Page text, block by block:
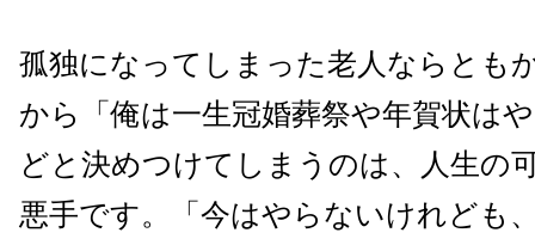
孤独になってしまった老人ならとも
から「俺は一生冠婚葬祭や年賀状は
どと決めつけてしまうのは、人生の
悪手です。「今はやらないけれども